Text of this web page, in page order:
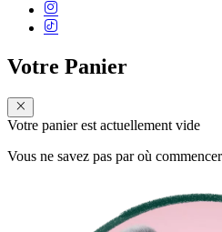
Votre Panier
Votre panier est actuellement vide
Vous ne savez pas par où